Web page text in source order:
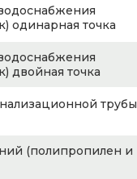
одинарная точка
двойная точка
трубы
(полипропилен и